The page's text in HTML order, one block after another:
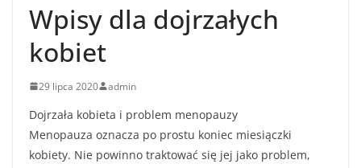
Wpisy dla dojrzałych
kobiet
29 lipca 2020 admin
Dojrzała kobieta i problem menopauzy
Menopauza oznacza po prostu koniec miesiączki
kobiety. Nie powinno traktować się jej jako problem,